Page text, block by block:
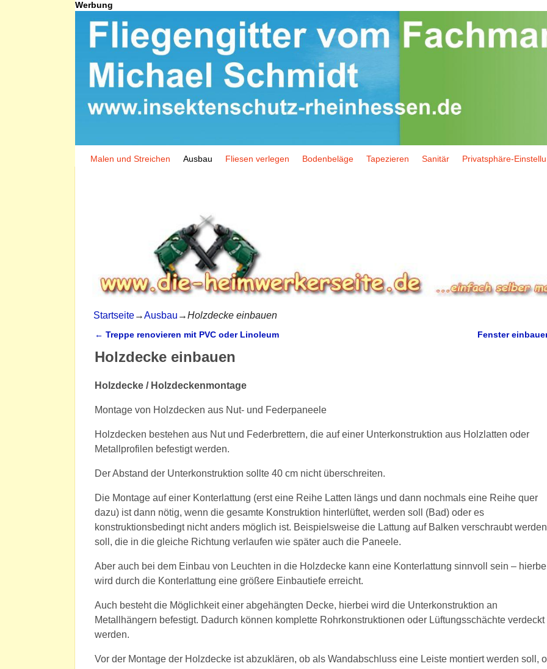
Werbung
Malen und Streichen Ausbau Fliesen verlegen Bodenbeläge Tapezieren Sanitär Privatsphäre-
Startseite→Ausbau →Holzdecke einbauen
← Treppe renovieren mit PVC oder Linoleum Fenster
Holzdecke einbauen
Holzdecke / Holzdeckenmontage
Montage von Holzdecken aus Nut- und Federpaneele
Holzdecken bestehen aus Nut und Federbrettern, die auf einer Unterkonstruktion aus Holzlatten oder
Metallprofilen befestigt werden.
Der Abstand der Unterkonstruktion sollte 40 cm nicht überschreiten.
Die Montage auf einer Konterlattung (erst eine Reihe Latten längs und dann nochmals eine Reihe quer
dazu) ist dann nötig, wenn die gesamte Konstruktion hinterlüftet, werden soll (Bad) oder es
konstruktionsbedingt nicht anders möglich ist. Beispielsweise die Lattung auf Balken verschraubt werden
soll, die in die gleiche Richtung verlaufen wie später auch die Paneele.
Aber auch bei dem Einbau von Leuchten in die Holzdecke kann eine Konterlattung sinnvoll sein –
wird durch die Konterlattung eine größere Einbautiefe erreicht.
Auch besteht die Möglichkeit einer abgehängten Decke, hierbei wird die Unterkonstruktion an
Metallhängern befestigt. Dadurch können komplette Rohrkonstruktionen oder Lüftungsschächte verdeckt
werden.
Vor der Montage der Holzdecke ist abzuklären, ob als Wandabschluss eine Leiste montiert werden soll,